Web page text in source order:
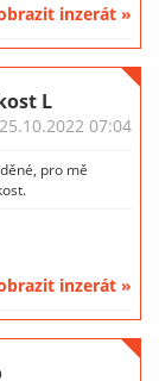
inzerát »
L
25.10.2022 07:04
pro mě
inzerát »